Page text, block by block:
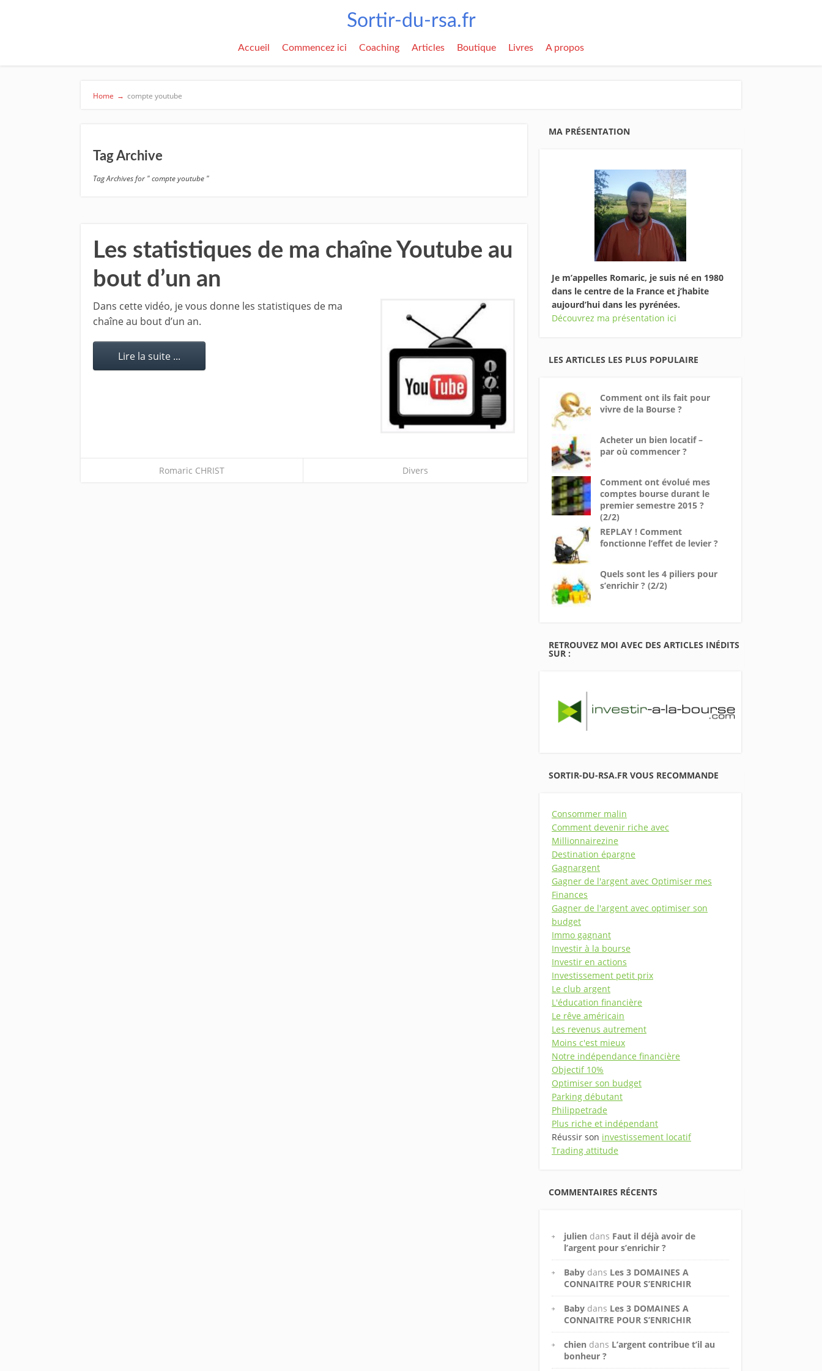
Sortir-du-rsa.fr
Accueil Commencez ici Coaching Articles Boutique Livres A propos
Home → compte youtube
Tag Archive
Tag Archives for " compte youtube "
Les statistiques de ma chaîne Youtube au
bout d’un an
Dans cette vidéo, je vous donne les statistiques de ma
chaîne au bout d’un an.
Lire la suite ...
Romaric CHRIST Divers
MA PRÉSENTATION
Je m’appelles Romaric, je suis né en 1980
dans le centre de la France et j’habite
aujourd’hui dans les pyrénées.
Découvrez ma présentation ici
LES ARTICLES LES PLUS POPULAIRE
Comment ont ils fait pour
vivre de la Bourse ?
Acheter un bien locatif –
par où commencer ?
Comment ont évolué mes
comptes bourse durant le
premier semestre 2015 ?
(2/2)
REPLAY ! Comment
fonctionne l’effet de levier ?
Quels sont les 4 piliers pour
s’enrichir ? (2/2)
RETROUVEZ MOI AVEC DES ARTICLES INÉDITS
SUR :
SORTIR-DU-RSA.FR VOUS RECOMMANDE
Consommer malin
Comment devenir riche avec
Millionnairezine
Destination épargne
Gagnargent
Gagner de l'argent avec Optimiser mes
Finances
Gagner de l'argent avec optimiser son
budget
Immo gagnant
Investir à la bourse
Investir en actions
Investissement petit prix
Le club argent
L'éducation financière
Le rêve américain
Les revenus autrement
Moins c'est mieux
Notre indépendance financière
Objectif 10%
Optimiser son budget
Parking débutant
Philippetrade
Plus riche et indépendant
Réussir son investissement locatif
Trading attitude
COMMENTAIRES RÉCENTS
julien dans Faut il déjà avoir de
l’argent pour s’enrichir ?
Baby dans Les 3 DOMAINES A
CONNAITRE POUR S’ENRICHIR
Baby dans Les 3 DOMAINES A
CONNAITRE POUR S’ENRICHIR
chien dans L’argent contribue t’il au
bonheur ?